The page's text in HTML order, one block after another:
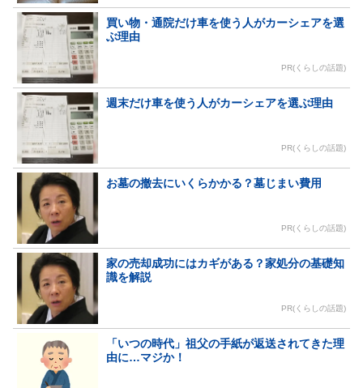
買い物・通院だけ車を使う人がカーシェアを選
ぶ理由
PR(くらしの話題)
週末だけ車を使う人がカーシェアを選ぶ理由
PR(くらしの話題)
お墓の撤去にいくらかかる？墓じまい費用
PR(くらしの話題)
家の売却成功にはカギがある？家処分の基礎知
識を解説
PR(くらしの話題)
「いつの時代」祖父の手紙が返送されてきた理
由に…マジか！